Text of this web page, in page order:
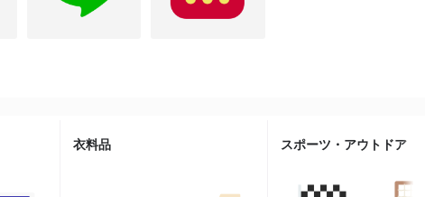
衣料品 スポーツ・アウトドア